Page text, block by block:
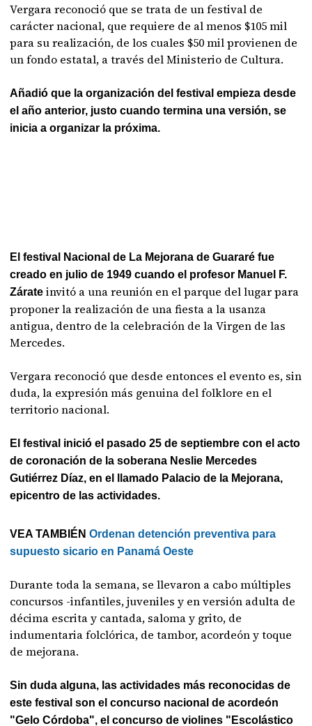
Vergara reconoció que se trata de un festival de
carácter nacional, que requiere de al menos $105 mil
para su realización, de los cuales $50 mil provienen de
un fondo estatal, a través del Ministerio de Cultura.
Añadió que la organización del festival empieza desde
el año anterior, justo cuando termina una versión, se
inicia a organizar la próxima.
El festival Nacional de La Mejorana de Guararé fue
creado en julio de 1949 cuando el profesor Manuel F.
Zárate invitó a una reunión en el parque del lugar para
proponer la realización de una fiesta a la usanza
antigua, dentro de la celebración de la Virgen de las
Mercedes.
Vergara reconoció que desde entonces el evento es, sin
duda, la expresión más genuina del folklore en el
territorio nacional.
El festival inició el pasado 25 de septiembre con el acto
de coronación de la soberana Neslie Mercedes
Gutiérrez Díaz, en el llamado Palacio de la Mejorana,
epicentro de las actividades.
VEA TAMBIÉNOrdenan detención preventiva para
supuesto sicario en Panamá Oeste
Durante toda la semana, se llevaron a cabo múltiples
concursos -infantiles, juveniles y en versión adulta de
décima escrita y cantada, saloma y grito, de
indumentaria folclórica, de tambor, acordeón y toque
de mejorana.
Sin duda alguna, las actividades más reconocidas de
este festival son el concurso nacional de acordeón
"Gelo Córdoba", el concurso de violines "Escolástico